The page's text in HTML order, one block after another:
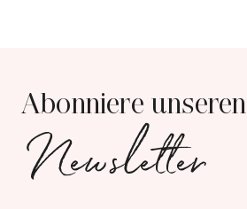
Abonniere unseren
Newsletter